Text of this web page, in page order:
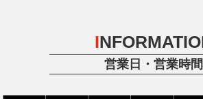
I
営業日・営業時間